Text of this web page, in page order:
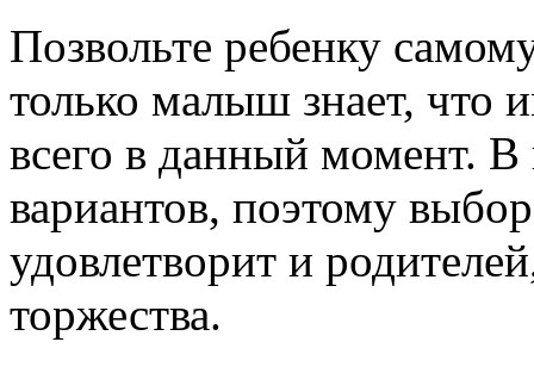
Позвольте ребенку
только малыш знает, что
всего в данный момент. В
вариантов, поэтому
удовлетворит и
торжества.